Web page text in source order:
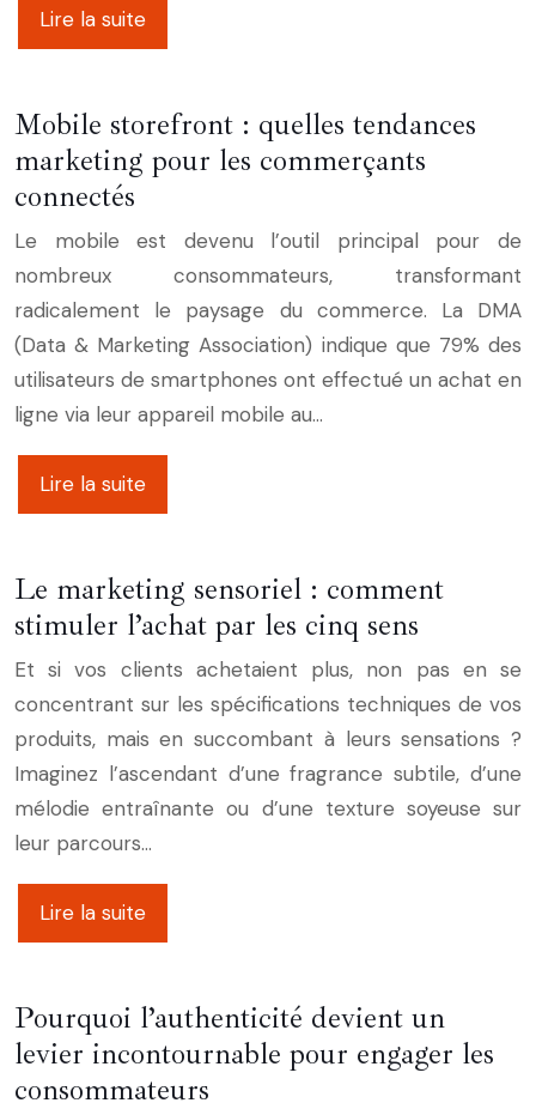
Lire la suite
Mobile storefront : quelles tendances
marketing pour les commerçants
connectés
Le mobile est devenu l’outil principal pour de
nombreux consommateurs, transformant
radicalement le paysage du commerce. La DMA
(Data & Marketing Association) indique que 79% des
utilisateurs de smartphones ont effectué un achat en
ligne via leur appareil mobile au…
Lire la suite
Le marketing sensoriel : comment
stimuler l’achat par les cinq sens
Et si vos clients achetaient plus, non pas en se
concentrant sur les spécifications techniques de vos
produits, mais en succombant à leurs sensations ?
Imaginez l’ascendant d’une fragrance subtile, d’une
mélodie entraînante ou d’une texture soyeuse sur
leur parcours…
Lire la suite
Pourquoi l’authenticité devient un
levier incontournable pour engager les
consommateurs